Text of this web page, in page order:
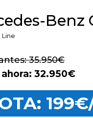
Benz
Line
35.950€
32.950€